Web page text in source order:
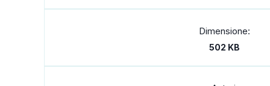
Dimensione:
502 KB